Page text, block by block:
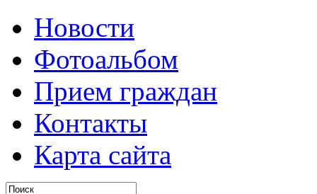
Новости
Фотоальбом
Прием граждан
Контакты
Карта сайта